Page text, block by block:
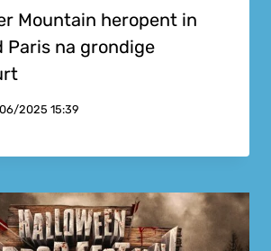
Mountain heropent in
Paris na grondige
2025 15:39